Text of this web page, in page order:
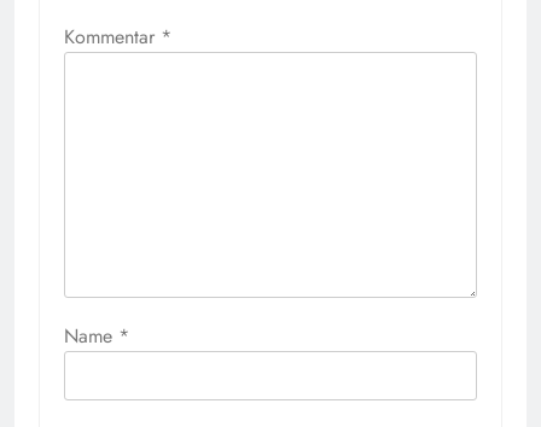
Kommentar *
Name *